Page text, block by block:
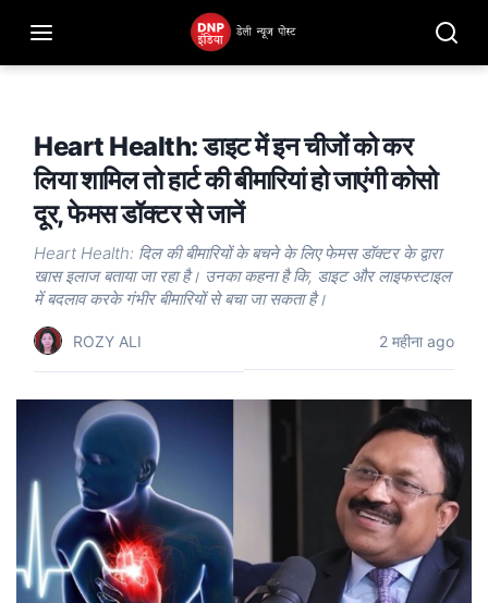
Heart Health: डाइट में इन चीजों को कर
लिया शामिल तो हार्ट की बीमारियां हो जाएंगी कोसो
दूर, फेमस डॉक्टर से जानें
Heart Health: दिल की बीमारियों के बचने के लिए फेमस डॉक्टर के द्वारा
खास इलाज बताया जा रहा है। उनका कहना है कि, डाइट और लाइफस्टाइल
में बदलाव करके गंभीर बीमारियों से बचा जा सकता है।
ROZY ALI 2 महीना ago